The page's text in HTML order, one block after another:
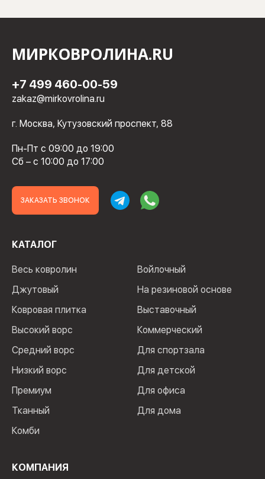
МИРКОВРОЛИНА.RU
+7 499 460-00-59
zakaz@mirkovrolina.ru
г. Москва, Кутузовский проспект, 88
Пн-Пт с 09:00 до 19:00
Сб – с 10:00 до 17:00
ЗАКАЗАТЬ ЗВОНОК
КАТАЛОГ
Весь ковролин
Джутовый
Ковровая плитка
Высокий ворс
Средний ворс
Низкий ворс
Премиум
Тканный
Комби
Войлочный
На резиновой основе
Выставочный
Коммерческий
Для спортзала
Для детской
Для офиса
Для дома
КОМПАНИЯ